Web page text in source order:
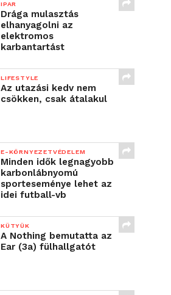
IPAR
Drága mulasztás
elhanyagolni az
elektromos
karbantartást
LIFESTYLE
Az utazási kedv nem
csökken, csak átalakul
E-KÖRNYEZETVÉDELEM
Minden idők legnagyobb
karbonlábnyomú
sporteseménye lehet az
idei futball-vb
KÜTYÜK
A Nothing bemutatta az
Ear (3a) fülhallgatót